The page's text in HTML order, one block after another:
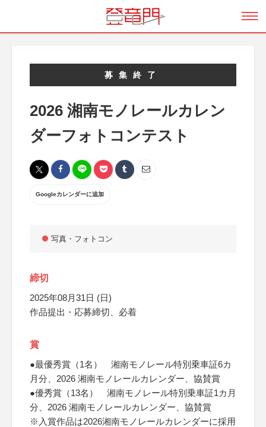
募集終了
2026 湘南モノレールカレン
ダーフォトコンテスト
Googleカレンダーに追加
写真・フォトコン
締切
2025年08月31日 (日)
作品提出・応募締切、必着
賞
●最優秀賞（1名） 湘南モノレール特別乗車証6カ
月分、2026 湘南モノレールカレンダー、協賛賞
●優秀賞（13名） 湘南モノレール特別乗車証1カ月
分、2026 湘南モノレールカレンダー、協賛賞
※入賞作品は2026湘南モノレールカレンダーに採用